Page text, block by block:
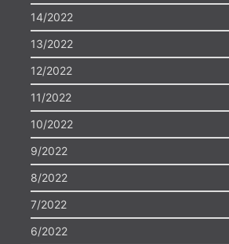
14/2022
13/2022
12/2022
11/2022
10/2022
9/2022
8/2022
7/2022
6/2022